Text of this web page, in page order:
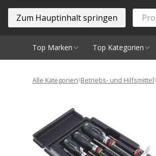
Zum Hauptinhalt springen
Top Marken Top Kategorien
Alle Kategorien Betriebs- und Hilfsmittel